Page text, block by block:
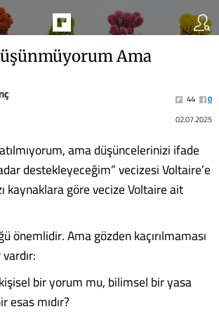
Ama
44
0
02.07.2025
ama düşüncelerinizi ifade
destekleyeceğim” vecizesi Voltaire’e
kaynaklara göre vecize Voltaire ait
önemlidir. Ama gözden kaçırılmaması
bir yorum mu, bilimsel bir yasa
mıdır?